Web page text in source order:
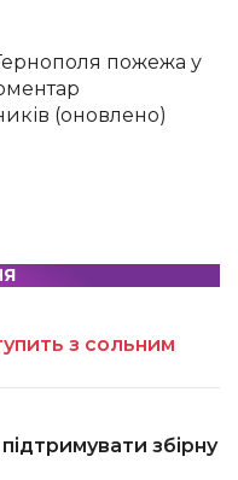
пожежа у
(оновлено)
з сольним
збірну